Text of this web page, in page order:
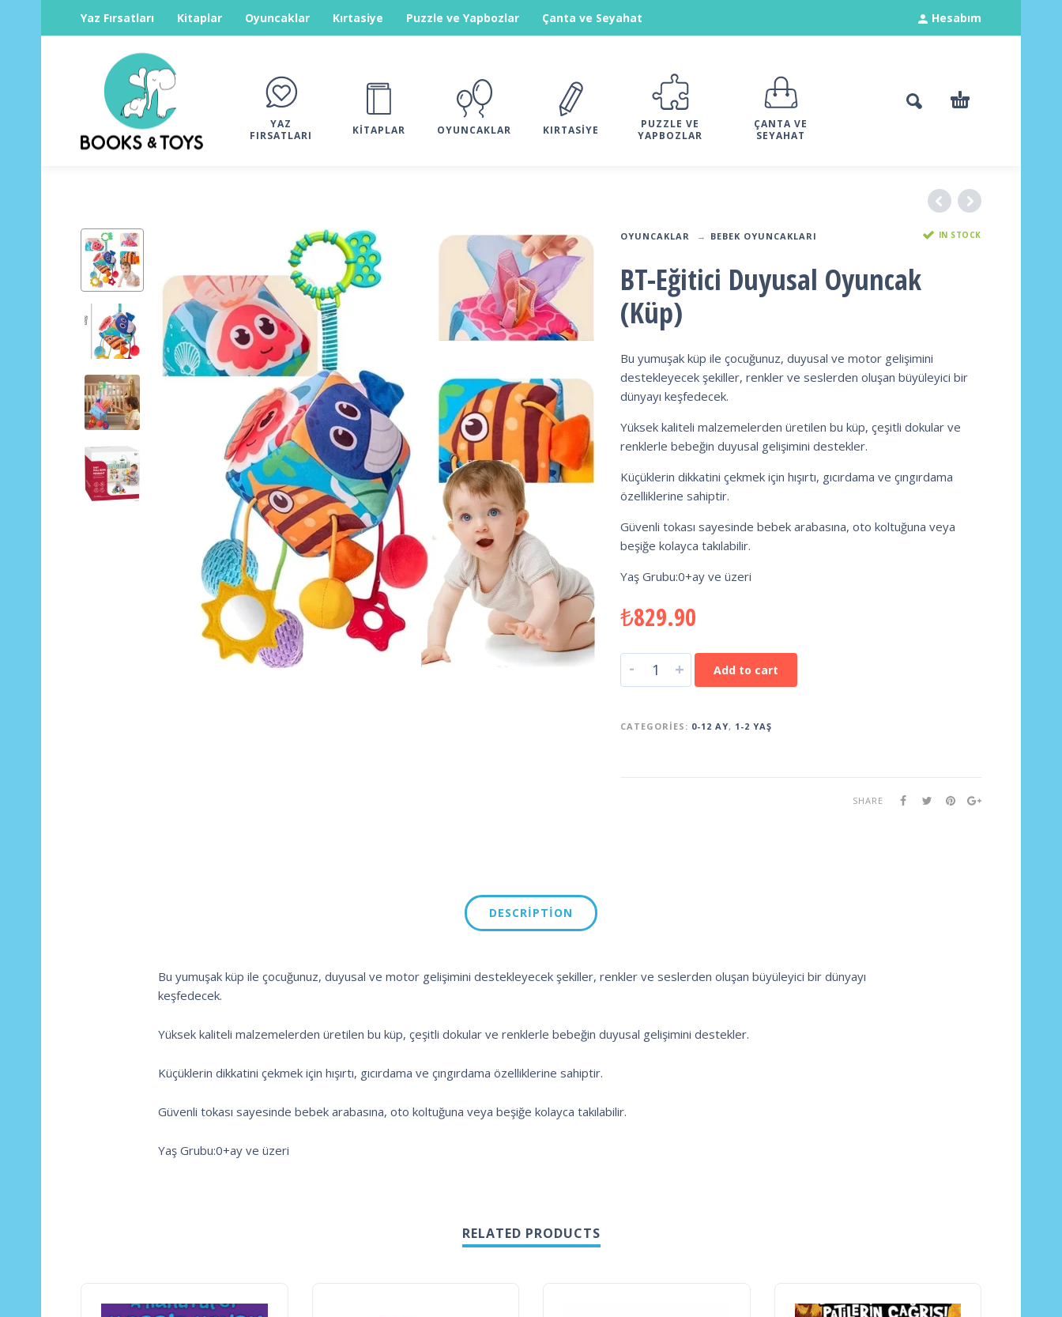
Hesabım
Yaz Fırsatları Kitaplar Oyuncaklar Kırtasiye Puzzle ve Yapbozlar Çanta ve Seyahat
YAZ
FIRSATLARI
KITAPLAR OYUNCAKLAR KIRTASIYE
PUZZLE VE
YAPBOZLAR
ÇANTA VE
SEYAHAT
OYUNCAKLAR BEBEK OYUNCAKLARI IN STOCK
BT-Eğitici Duyusal Oyuncak
(Küp)
Bu yumuşak küp ile çocuğunuz, duyusal ve motor gelişimini
destekleyecek şekiller, renkler ve seslerden oluşan büyüleyici bir
dünyayı keşfedecek.
Yüksek kaliteli malzemelerden üretilen bu küp, çeşitli dokular ve
renklerle bebeğin duyusal gelişimini destekler.
Küçüklerin dikkatini çekmek için hışırtı, gıcırdama ve çıngırdama
özelliklerine sahiptir.
Güvenli tokası sayesinde bebek arabasına, oto koltuğuna veya
beşiğe kolayca takılabilir.
Yaş Grubu:0+ay ve üzeri
₺829.90
- + Add to cart
CATEGORIES: 0-12 AY, 1-2 YAŞ
SHARE
DESCRIPTION
Bu yumuşak küp ile çocuğunuz, duyusal ve motor gelişimini destekleyecek şekiller, renkler ve seslerden oluşan büyüleyici bir dünyayı
keşfedecek.
Yüksek kaliteli malzemelerden üretilen bu küp, çeşitli dokular ve renklerle bebeğin duyusal gelişimini destekler.
Küçüklerin dikkatini çekmek için hışırtı, gıcırdama ve çıngırdama özelliklerine sahiptir.
Güvenli tokası sayesinde bebek arabasına, oto koltuğuna veya beşiğe kolayca takılabilir.
Yaş Grubu:0+ay ve üzeri
RELATED PRODUCTS